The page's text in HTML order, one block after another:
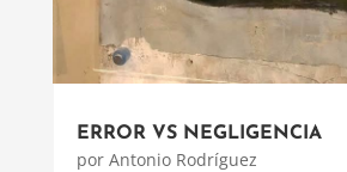
ERROR VS NEGLIGENCIA
por Antonio Rodríguez